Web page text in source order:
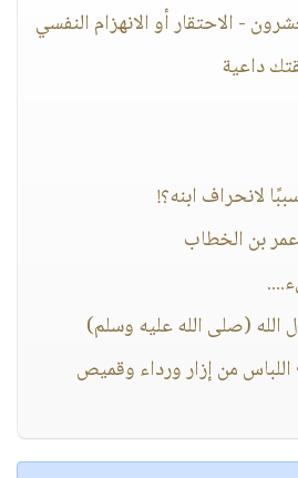
- الاحتقار أو الانهزام النفسي
داعية
لانحراف ابنه؟!
(صلى الله عليه وسلم)
من إزار ورداء وقميص